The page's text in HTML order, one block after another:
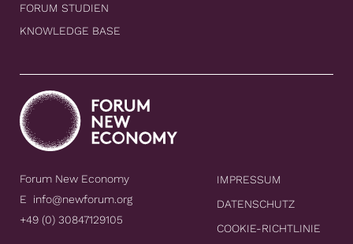
FORUM STUDIEN
KNOWLEDGE BASE
Forum New Economy
E info@newforum.org
+49 (0) 30847129105
IMPRESSUM
DATENSCHUTZ
COOKIE-RICHTLINIE